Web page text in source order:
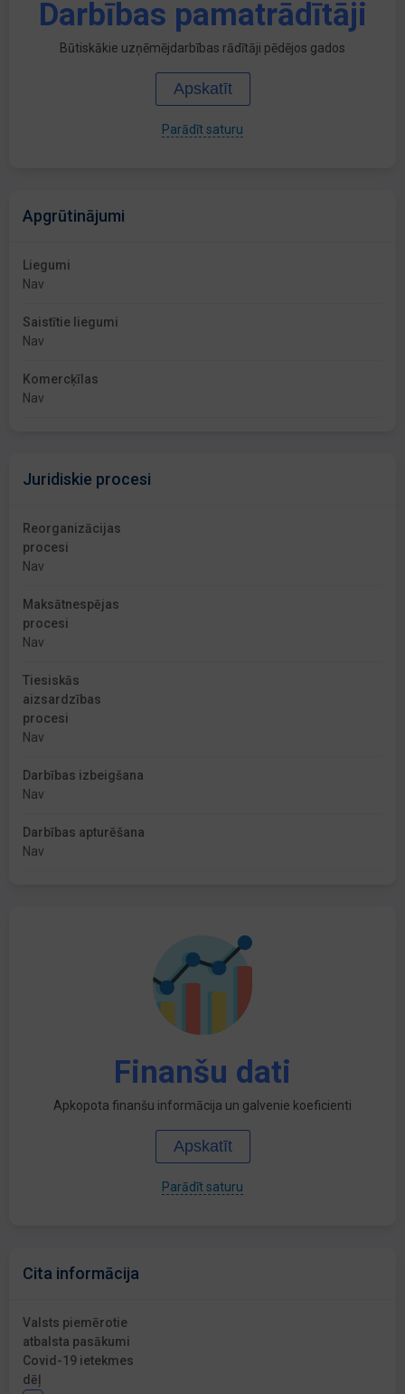
Darbības pamatrādītāji
Būtiskākie uzņēmējdarbības rādītāji pēdējos gados
Apskatīt
Parādīt saturu
Apgrūtinājumi
Liegumi
Nav
Saistītie liegumi
Nav
Komercķīlas
Nav
Juridiskie procesi
Reorganizācijas
procesi
Nav
Maksātnespējas
procesi
Nav
Tiesiskās
aizsardzības
procesi
Nav
Darbības izbeigšana
Nav
Darbības apturēšana
Nav
Finanšu dati
Apkopota finanšu informācija un galvenie koeficienti
Apskatīt
Parādīt saturu
Cita informācija
Valsts piemērotie
atbalsta pasākumi
Covid-19 ietekmes
dēļ